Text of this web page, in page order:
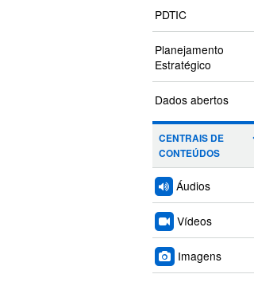
PDTIC
Planejamento
Estratégico
Dados abertos
CENTRAIS DE
CONTEÚDOS
Áudios
Vídeos
Imagens